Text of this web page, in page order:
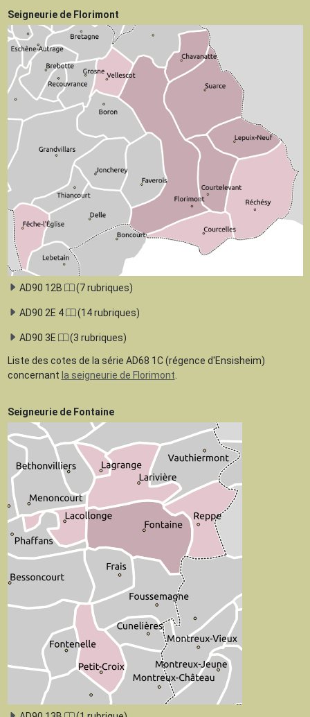
Seigneurie de Florimont
AD90 12B (7 rubriques)
AD90 2E 4 (14 rubriques)
AD90 3E (3 rubriques)
Liste des cotes de la série AD68 1C (régence d'Ensisheim)
concernant la seigneurie de Florimont
Seigneurie de Fontaine